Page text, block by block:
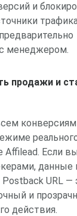
и
менеджером.
продажи и
конверсиям
Affilead. Если
данные
URL —
и
действия.